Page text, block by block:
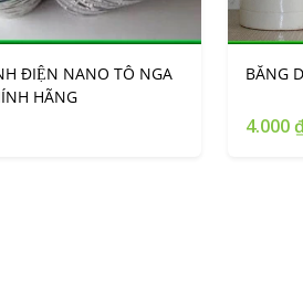
ĐIỆN NANO TÔ NGA
HÃNG
BĂNG
4.000